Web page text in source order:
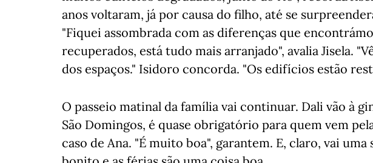
anos voltaram, já por causa do filho, até se
"Fiquei assombrada com as diferenças que
recuperados, está tudo mais arranjado", avalia Jisela.
dos espaços." Isidoro concorda. "Os edifícios estão
O passeio matinal da família vai continuar. Dali vão à
São Domingos, é quase obrigatório para quem vem
caso de Ana. "É muito boa", garantem. E, claro, vai uma